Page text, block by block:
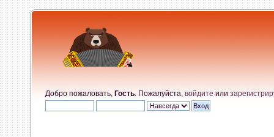
Добро пожаловать, Гость . Пожалуйста, войдите или